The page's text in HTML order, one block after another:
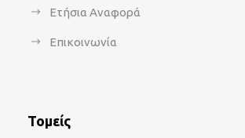
Ετήσια Αναφορά
Επικοινωνία
Τομείς